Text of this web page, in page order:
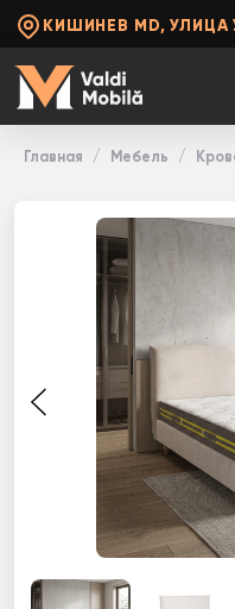
КИШИНЕВ MD, УЛИЦА
Главная Мебель